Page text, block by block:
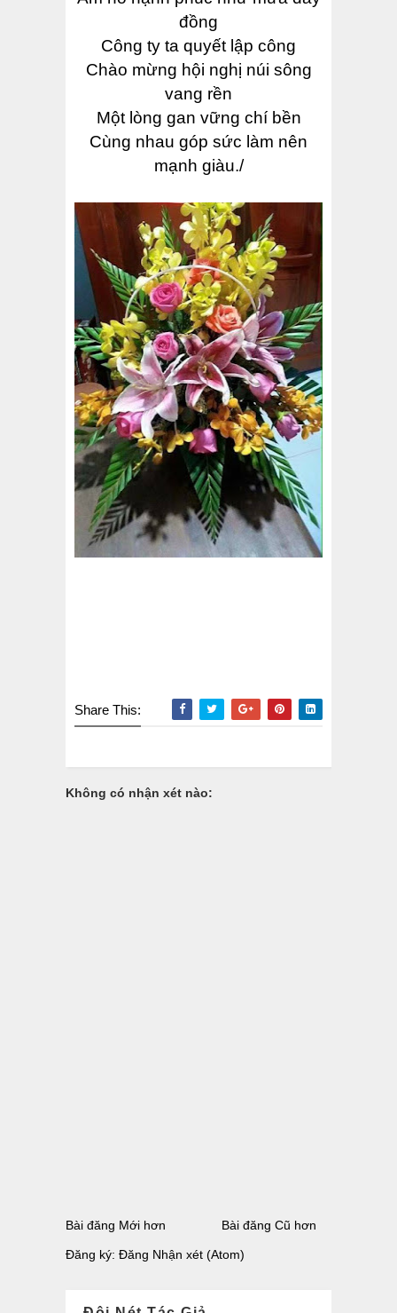
đồng
Công ty ta quyết lập công
Chào mừng hội nghị núi sông
vang rền
Một lòng gan vững chí bền
Cùng nhau góp sức làm nên
mạnh giàu./
Share This:
Không có nhận xét nào:
Bài đăng Mới hơn Bài đăng Cũ hơn
Đăng ký: Đăng Nhận xét (Atom)